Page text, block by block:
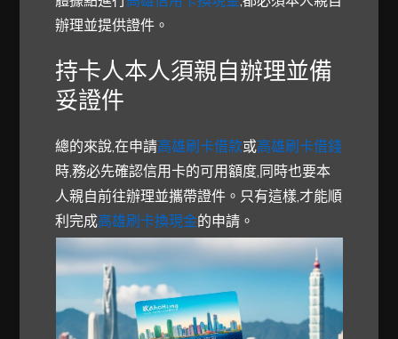
辦理並提供證件。
持卡人本人須親自辦理並備
妥證件
總的來說,在申請高雄刷卡借款或高雄刷卡借錢
時,務必先確認信用卡的可用額度,同時也要本
人親自前往辦理並攜帶證件。只有這樣,才能順
利完成高雄刷卡換現金的申請。